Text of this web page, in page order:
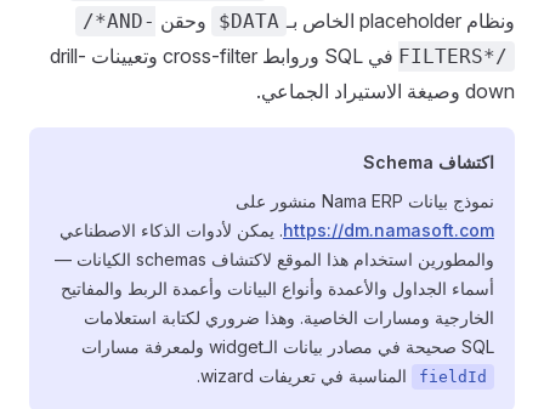
ونظام placeholder الخاص بـ $DATA وحقن /*AND-
FILTERS*/
في SQL وروابط cross-filter وتعيينات drill-
down وصيغة الاستيراد الجماعي.
اكتشاف Schema
نموذج بيانات Nama ERP منشور على
https://dm.namasoft.com. يمكن لأدوات الذكاء الاصطناعي
والمطورين استخدام هذا الموقع لاكتشاف schemas الكيانات —
أسماء الجداول والأعمدة وأنواع البيانات وأعمدة الربط والمفاتيح
الخارجية ومسارات الخاصية. وهذا ضروري لكتابة استعلامات
SQL صحيحة في مصادر بيانات الـwidget ولمعرفة مسارات
fieldId المناسبة في تعريفات wizard.